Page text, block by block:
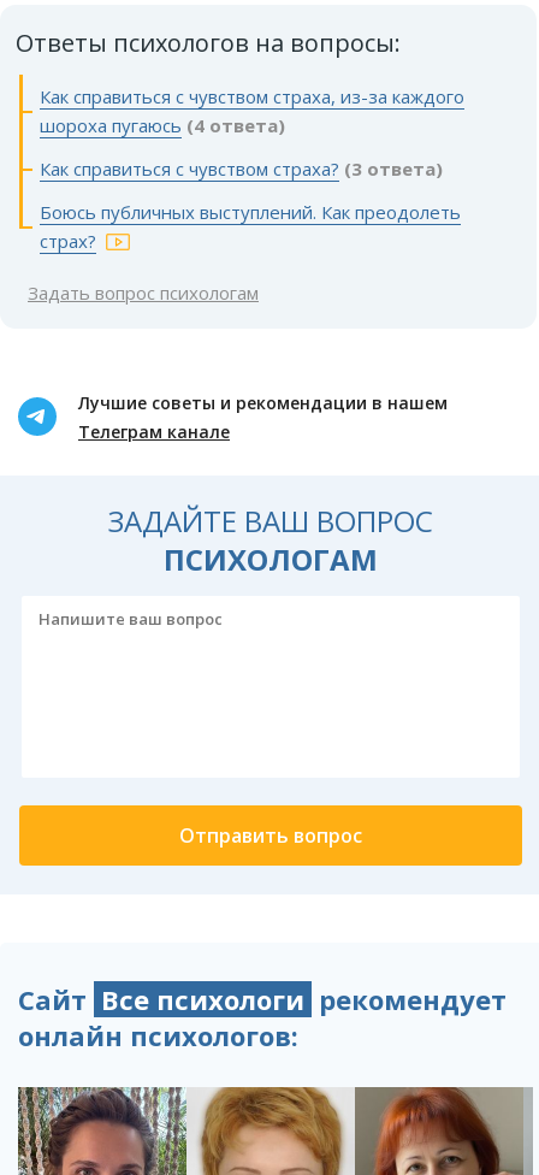
Ответы психологов на вопросы:
Как справиться с чувством страха, из-за каждого
шороха пугаюсь (4 ответа)
Как справиться с чувством страха? (3 ответа)
Боюсь публичных выступлений. Как преодолеть
страх?
Задать вопрос психологам
Лучшие советы и рекомендации в нашем
Телеграм канале
ЗАДАЙТЕ ВАШ ВОПРОС
ПСИХОЛОГАМ
Сайт Все психологи рекомендует
онлайн психологов: